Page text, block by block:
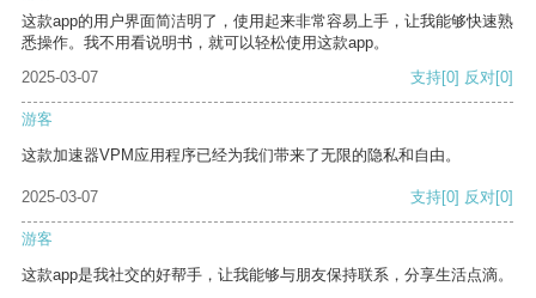
这款app的用户界面简洁明了，使用起来非常容易上手，让我能够快速熟
悉操作。我不用看说明书，就可以轻松使用这款app。
2025-03-07
支持[0] 反对[0]
游客
这款加速器VPM应用程序已经为我们带来了无限的隐私和自由。
2025-03-07 支持[0] 反对[0]
游客
这款app是我社交的好帮手，让我能够与朋友保持联系，分享生活点滴。